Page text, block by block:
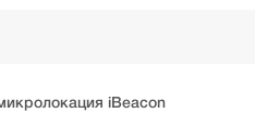
iBeacon